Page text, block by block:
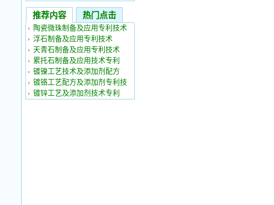
推荐内容 热门点击
陶瓷微珠制备及应用专利技术
浮石制备及应用专利技术
天青石制备及应用专利技术
累托石制备及应用技术专利
镀镍工艺技术及添加剂配方
镀铬工艺配方及添加剂专利技
镀锌工艺及添加剂技术专利